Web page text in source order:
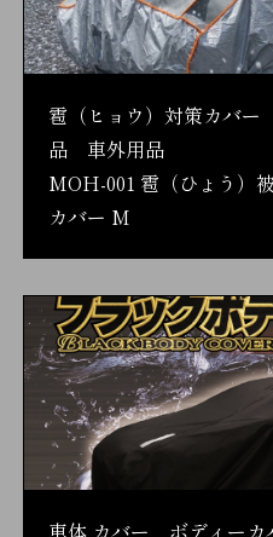
雹（ヒョウ）対策カバ
品 車外用品
MOH-001 雹（ひょう）
カバー M